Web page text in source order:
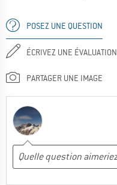
POSEZ UNE QUESTION
ÉCRIVEZ UNE ÉVALUATION
PARTAGER UNE IMAGE